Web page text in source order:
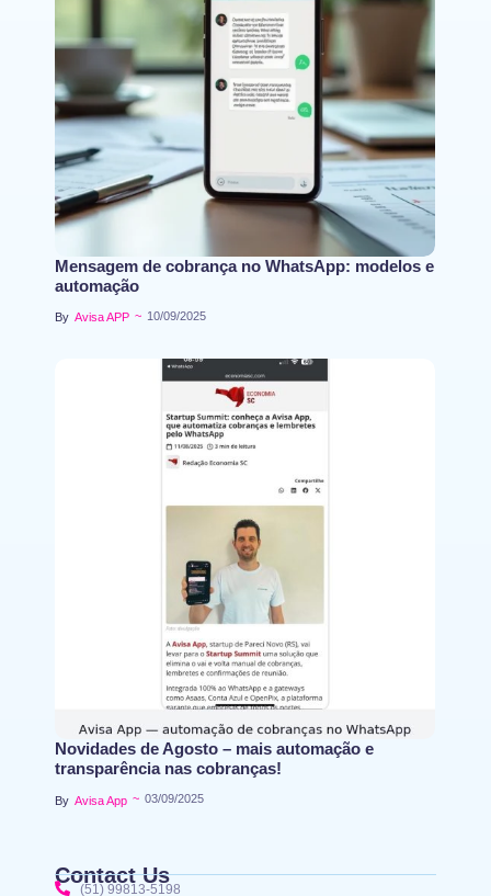
Mensagem de cobrança no WhatsApp: modelos e
automação
By Avisa APP ~ 10/09/2025
Novidades de Agosto – mais automação e
transparência nas cobranças!
By Avisa App ~ 03/09/2025
Contact Us
(51) 99813-5198